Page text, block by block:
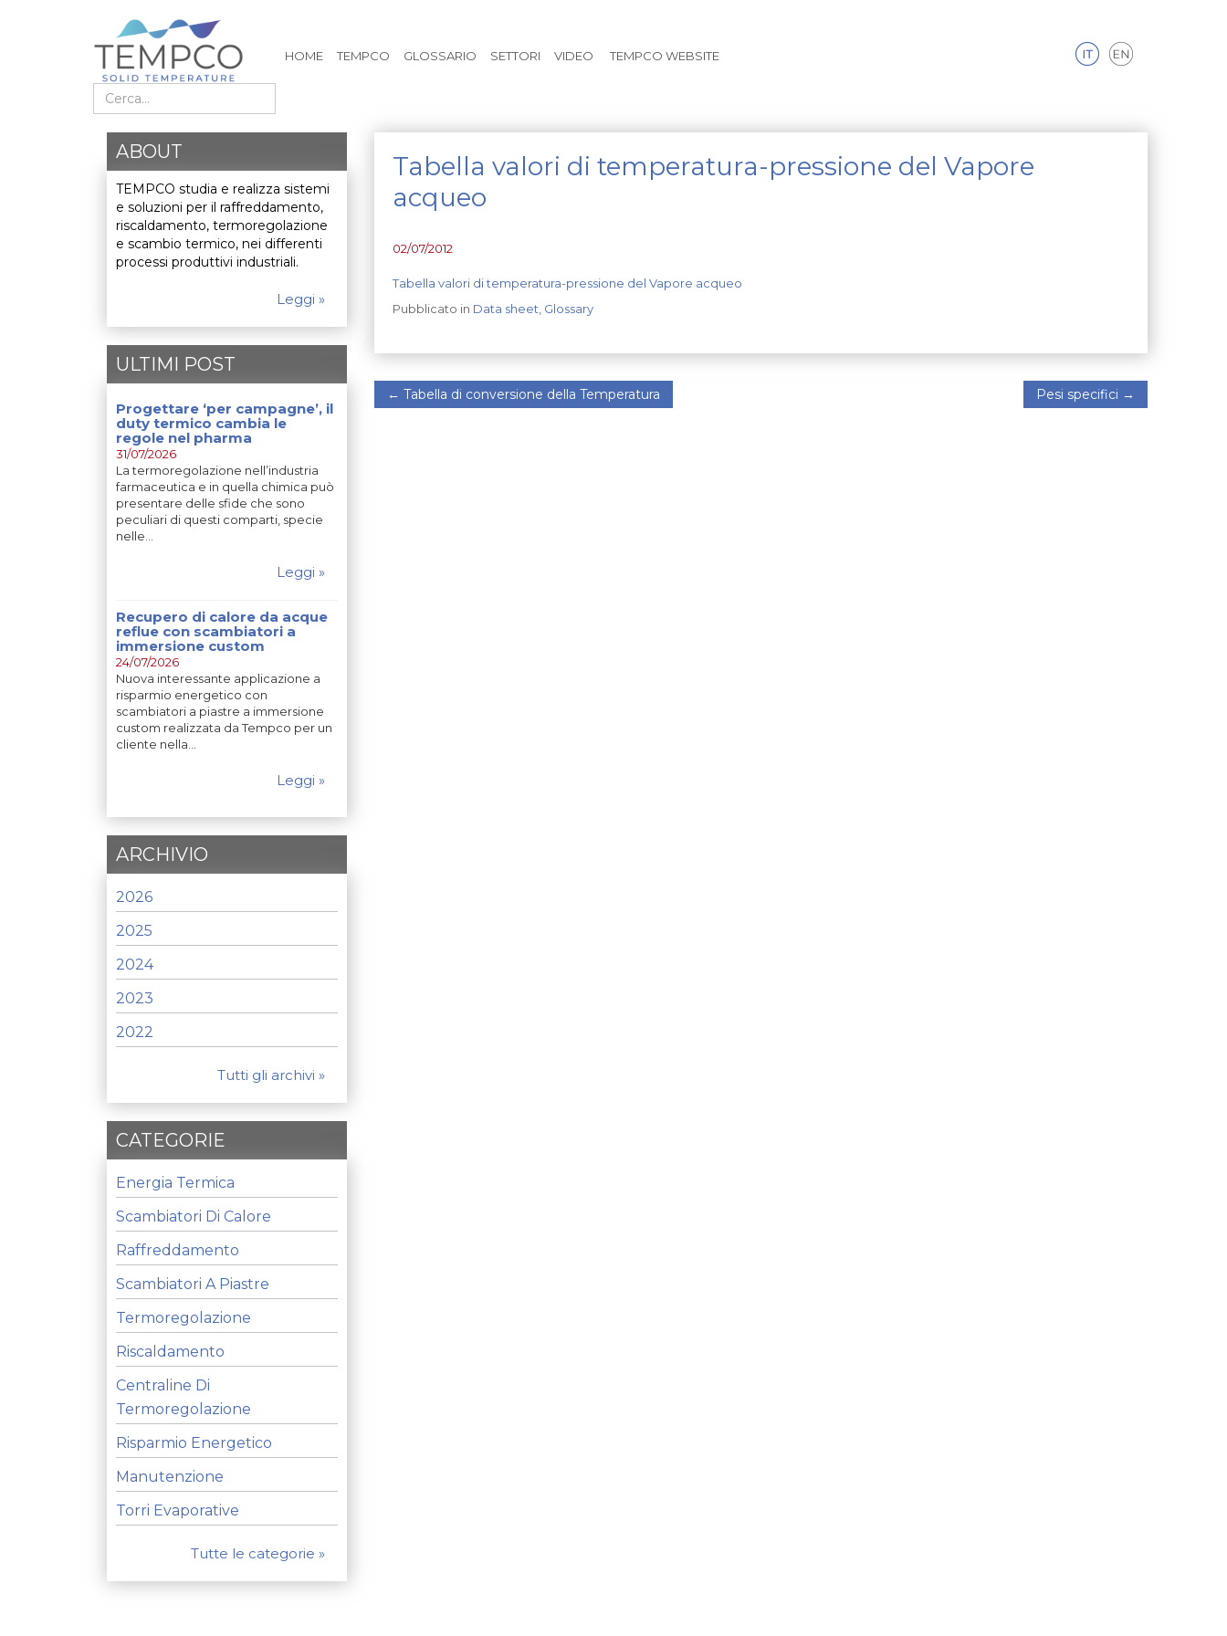
HOME TEMPCO GLOSSARIO SETTORI VIDEO TEMPCO WEBSITE
Cerca nel sito
Tabella valori di temperatura-pressione del Vapore
acqueo
02/07/2012
Tabella valori di temperatura-pressione del Vapore acqueo
Pubblicato in Data sheet Glossary
← Tabella di conversione della Temperatura Pesi specifici →
ABOUT
TEMPCO studia e realizza sistemi
e soluzioni per il raffreddamento,
riscaldamento, termoregolazione
e scambio termico, nei differenti
processi produttivi industriali.
Leggi »
ULTIMI POST
Progettare ‘per campagne’, il
duty termico cambia le
regole nel pharma
31/07/2026
La termoregolazione nell’industria
farmaceutica e in quella chimica può
presentare delle sfide che sono
peculiari di questi comparti, specie
nelle…
Leggi »
Recupero di calore da acque
reflue con scambiatori a
immersione custom
24/07/2026
Nuova interessante applicazione a
risparmio energetico con
scambiatori a piastre a immersione
custom realizzata da Tempco per un
cliente nella…
Leggi »
ARCHIVIO
2026
2025
2024
2023
2022
Tutti gli archivi »
CATEGORIE
Energia Termica
Scambiatori Di Calore
Raffreddamento
Scambiatori A Piastre
Termoregolazione
Riscaldamento
Centraline Di
Termoregolazione
Risparmio Energetico
Manutenzione
Torri Evaporative
Tutte le categorie »